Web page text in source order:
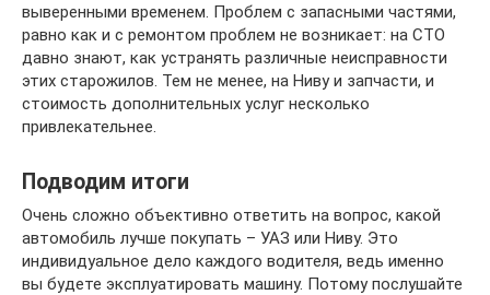
выверенными временем. Проблем с запасными частями,
равно как и с ремонтом проблем не возникает: на СТО
давно знают, как устранять различные неисправности
этих старожилов. Тем не менее, на Ниву и запчасти, и
стоимость дополнительных услуг несколько
привлекательнее.
Подводим итоги
Очень сложно объективно ответить на вопрос, какой
автомобиль лучше покупать – УАЗ или Ниву. Это
индивидуальное дело каждого водителя, ведь именно
вы будете эксплуатировать машину. Потому послушайте